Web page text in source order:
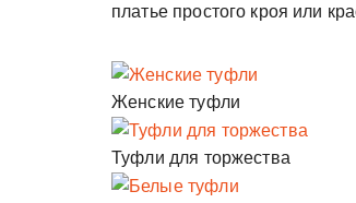
платье простого кроя или
Женские туфли
Туфли для торжества